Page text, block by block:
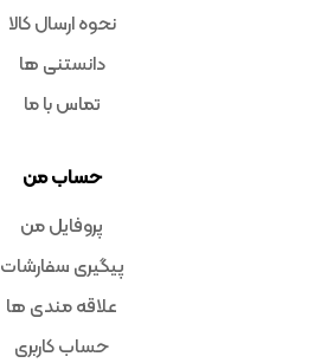
نحوه ارسال کالا
دانستنی ها
تماس با ما
حساب من
پروفایل من
پیگیری سفارشات
علاقه مندی ها
حساب کاربری